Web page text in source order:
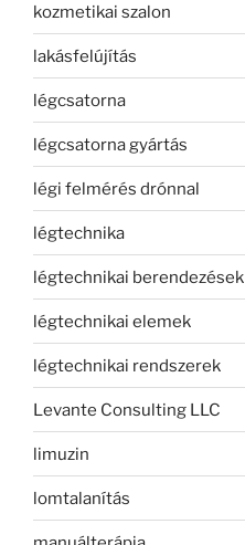
kozmetikai szalon
lakásfelújítás
légcsatorna
légcsatorna gyártás
légi felmérés drónnal
légtechnika
légtechnikai berendezések
légtechnikai elemek
légtechnikai rendszerek
Levante Consulting LLC
limuzin
lomtalanítás